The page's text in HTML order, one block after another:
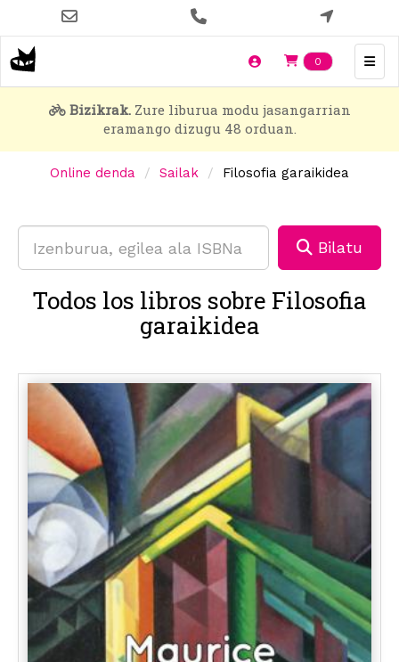
main
content
0 Items en
Bizikrak.Zure liburua modu jasangarrian
eramango dizugu 48 orduan.
Online denda Sailak Filosofia garaikidea
Bilatu
Todos los libros sobre Filosofia
garaikidea